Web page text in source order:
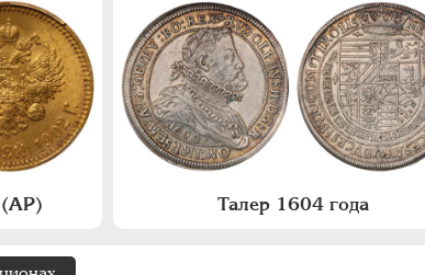
(АР) Талер 1604 года